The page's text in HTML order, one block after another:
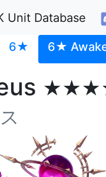
Unit Database
6★ 6★